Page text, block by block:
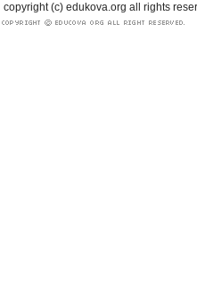
copyright (c) edukova.org all rights